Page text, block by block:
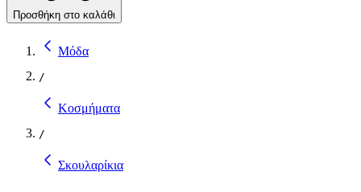
Προσθήκη στο καλάθι
Μόδα
/
Κοσμήματα
/
Σκουλαρίκια